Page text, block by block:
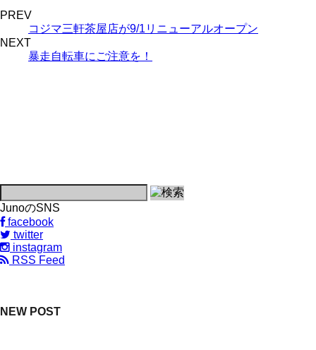
PREV
コジマ三軒茶屋店が9/1リニューアルオープン
NEXT
暴走自転車にご注意を！
JunoのSNS
facebook
twitter
instagram
RSS Feed
NEW POST